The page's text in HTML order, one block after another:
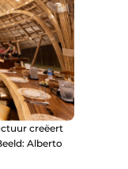
creëert
Alberto